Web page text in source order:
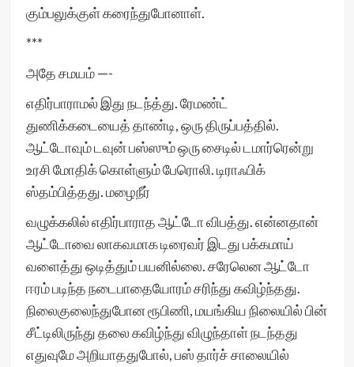
கும்பலுக்குள் கரைந்துபோனாள்.
***
அதே சமயம் —-
எதிர்பாராமல் இது நடந்த்து. ரேமண்ட்
துணிக்கடையைத் தாண்டி, ஒரு திருப்பத்தில்.
ஆட்டோவும் டவுன் பஸ்ஸும் ஒரு சைடில் டமார்ரென்று
உரசி மோதிக் கொள்ளும் பேரொலி. டிராஃபிக்
ஸ்தம்பித்தது. மழைநீர்
வழுக்கலில் எதிர்பாராத ஆட்டோ விபத்து. என்னதான்
ஆட்டோவை லாகவமாக டிரைவர் இடது பக்கமாய்
வளைத்து ஒடித்தும் பயனில்லை. சரேலென ஆட்டோ
ஈரம் படிந்த நடைபாதையோரம் சரிந்து கவிழ்ந்தது.
நிலைகுலைந்துபோன ரூபிணி, மயங்கிய நிலையில் பின்
சீட்டிலிருந்து தலை கவிழ்ந்து விழுந்தாள் நடந்தது
எதுவுமே அறியாததுபோல், பஸ் தார்ச் சாலையில்